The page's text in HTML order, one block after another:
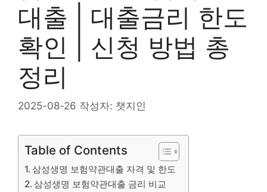
대출 | 대출금리 한도
확인 | 신청 방법 총
정리
2025-08-26 작성자: 챗지인
Table of Contents
삼성생명 보험약관대출 자격 및 한도
삼성생명 보험약관대출 금리 비교